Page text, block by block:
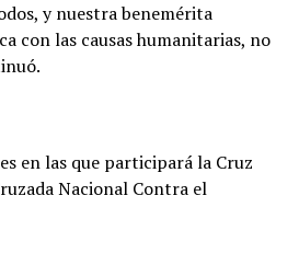
y nuestra benemérita
con las causas humanitarias, no
en las que participará la Cruz
Nacional Contra el